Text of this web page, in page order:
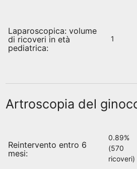
Laparoscopica: volume
di ricoveri in età
pediatrica:
1
Artroscopia del
Reintervento entro 6
mesi:
0.89%
(570
ricoveri)